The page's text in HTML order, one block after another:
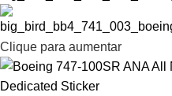
Clique para aumentar